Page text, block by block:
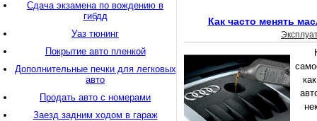
Как часто менять
Сдача экзамена по вождению в
гибдд
Уаз тюнинг
Покрытие авто пленкой
Дополнительные печки для легковых
авто
Продать авто с номерами
Заезд задним ходом в гараж